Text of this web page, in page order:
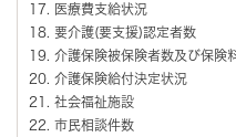
医療費支給状況
要介護(要支援)認定者数
介護保険被保険者数及び保険
介護保険給付決定状況
社会福祉施設
市民相談件数